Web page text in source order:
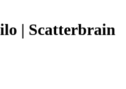
| Scatterbrain